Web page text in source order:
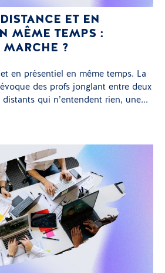
ET EN
MÊME TEMPS :
?
en présentiel en même temps. La
des profs jonglant entre deux
qui n’entendent rien, une...